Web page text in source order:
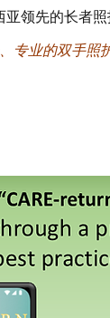
领先的长者
专业的双手照护